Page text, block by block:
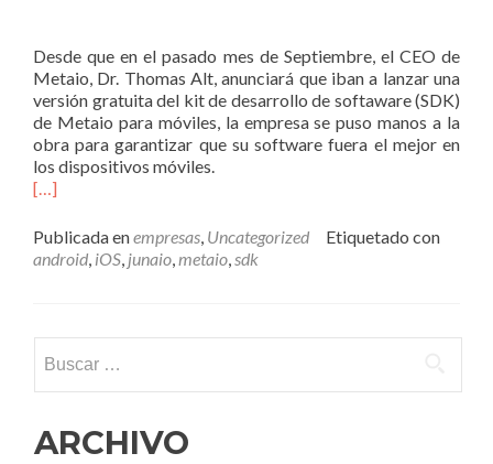
Desde que en el pasado mes de Septiembre, el CEO de
Metaio, Dr. Thomas Alt, anunciará que iban a lanzar una
versión gratuita del kit de desarrollo de softaware (SDK)
de Metaio para móviles, la empresa se puso manos a la
obra para garantizar que su software fuera el mejor en
los dispositivos móviles.
[…]
Publicada enempresas, Uncategorized
Etiquetado con
android, iOS, junaio,metaio,sdk
ARCHIVO